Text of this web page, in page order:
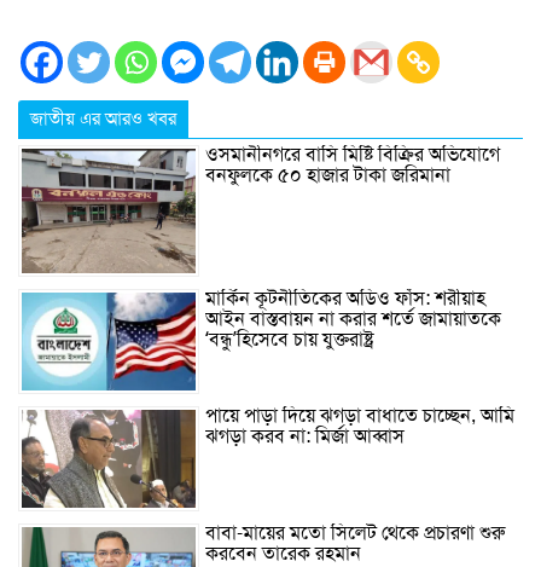
জাতীয় এর আরও খবর
ওসমানীনগরে বাসি মিষ্টি বিক্রির অভিযোগে
বনফুলকে ৫০ হাজার টাকা জরিমানা
মার্কিন কূটনীতিকের অডিও ফাঁস: শরীয়াহ
আইন বাস্তবায়ন না করার শর্তে জামায়াতকে
‘বন্ধু’হিসেবে চায় যুক্তরাষ্ট্র
পায়ে পাড়া দিয়ে ঝগড়া বাধাতে চাচ্ছেন, আমি
ঝগড়া করব না: মির্জা আব্বাস
বাবা-মায়ের মতো সিলেট থেকে প্রচারণা শুরু
করবেন তারেক রহমান